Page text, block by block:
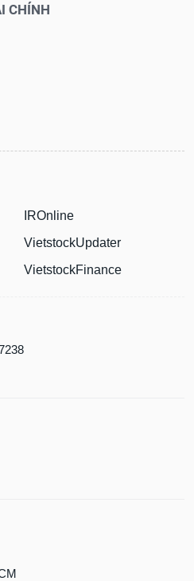
CHÍNH
IROnline
VietstockUpdater
VietstockFinance